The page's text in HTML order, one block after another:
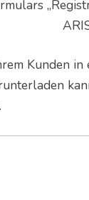
Kunden